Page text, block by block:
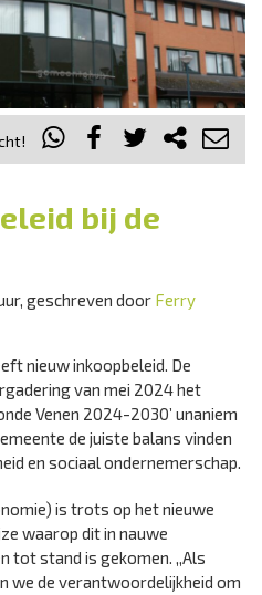
bij de
geschreven door Ferry
nieuw inkoopbeleid. De
van mei 2024 het
Venen 2024-2030’ unaniem
de juiste balans vinden
en sociaal ondernemerschap.
is trots op het nieuwe
waarop dit in nauwe
tot stand is gekomen. ,,Als
we de verantwoordelijkheid om